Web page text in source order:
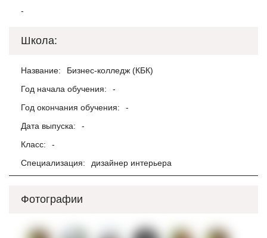
-
Школа:
Название:
Бизнес-колледж (КБК)
Год начала обучения:
-
Год окончания обучения:
-
Дата выпуска:
-
Класс:
-
Специализация:
дизайнер интерьера
Фотографии